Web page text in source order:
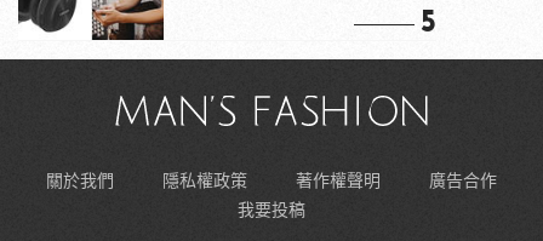
5
關於我們 隱私權政策 著作權聲明
廣告合作
我要投稿